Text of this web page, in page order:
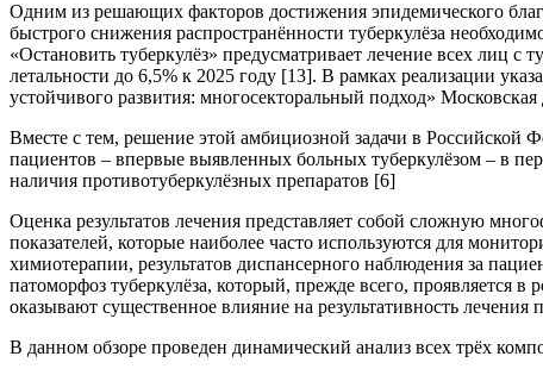
Одним из решающих факторов достижения эпидемического
быстрого снижения распространённости туберкулёза
«Остановить туберкулёз» предусматривает лечение всех лиц
летальности до 6,5% к 2025 году [13]. В рамках реализации
устойчивого развития: многосекторальный подход»
Вместе с тем, решение этой амбициозной задачи в
пациентов – впервые выявленных больных туберкулёзом – в
наличия противотуберкулёзных препаратов [6]
Оценка результатов лечения представляет собой сложную
показателей, которые наиболее часто используются для
химиотерапии, результатов диспансерного наблюдения за
патоморфоз туберкулёза, который, прежде всего, проявляется
оказывают существенное влияние на результативность
В данном обзоре проведен динамический анализ всех трёх